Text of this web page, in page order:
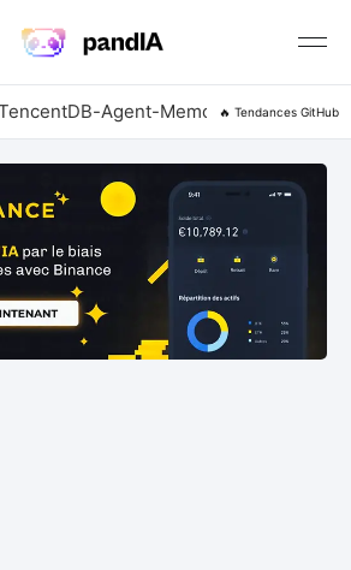
Agent-Memory 🔥 Tendances GitHub